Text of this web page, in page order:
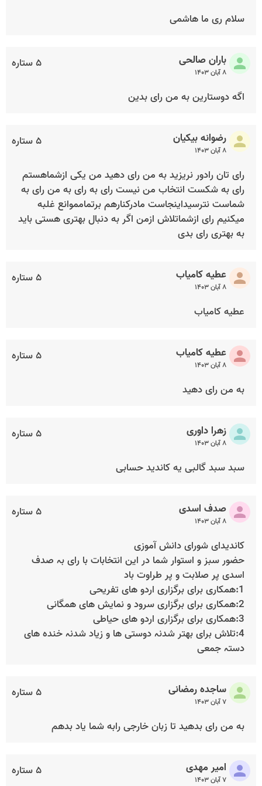
سلام ری ما هاشمی
۵ ستاره باران صالحی
۸ آبان ۱۴۰۳
اگه دوستارین به من رای بدین
۵ ستاره رضوانه بیکیان
۸ آبان ۱۴۰۳
رای تان رادور نریزید به من رای دهید من یکی ازشماهستم
رای به شکست انتخاب من نیست رای به رای به من رای به
شماست نترسیداینجاست مادرکنارهم برتمامموانع غلبه
میکنیم رای ازشماتلاش ازمن اگر به دنبال بهتری هستی باید
به بهتری رای بدی
۵ ستاره عطیه کامیاب
۸ آبان ۱۴۰۳
عطیه کامیاب
۵ ستاره عطیه کامیاب
۸ آبان ۱۴۰۳
به من رای دهید
۵ ستاره زهرا داوری
۸ آبان ۱۴۰۳
سبد سبد گالبی یه کاندید حسابی
۵ ستاره صدف اسدی
۸ آبان ۱۴۰۳
کاندیدای شورای دانش آموزی
حضور سبز و استوار شما در این انتخابات با رای بہ صدف
اسدی پر صلابت و پر طراوت باد
1:ھمکاری برای برگزاری اردو ھای تفریحی
2:ھمکاری برای برگزاری سرود و نمایش ھای ھمگانی
3:ھمکاری برای برگزاری اردو ھای حیاطی
4:تلاش برای بھتر شدنہ دوستی ھا و زیاد شدنہ خندہ ھای
دستہ جمعی
۵ ستاره ساجده رمضانی
۷ آبان ۱۴۰۳
به من رای بدهید تا زبان خارجی رابه شما یاد بدهم
۵ ستاره امیر مهدی
۷ آبان ۱۴۰۳